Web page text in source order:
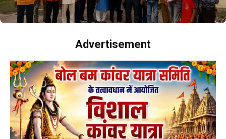
Advertisement